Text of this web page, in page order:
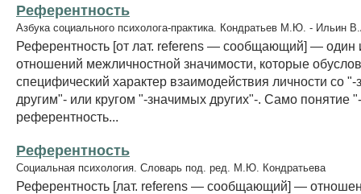
Референтность
Азбука социального психолога-практика. Кондратьев М.Ю. - Ильин
Референтность [от лат. referens — сообщающий] — один
отношений межличностной значимости, которые
специфический характер взаимодействия личности со
другим"- или кругом "-значимых других"-. Само понятие "-
референтность...
Референтность
Социальная психология. Словарь под. ред. М.Ю. Кондратьева
Референтность [лат. referens — сообщающий] —